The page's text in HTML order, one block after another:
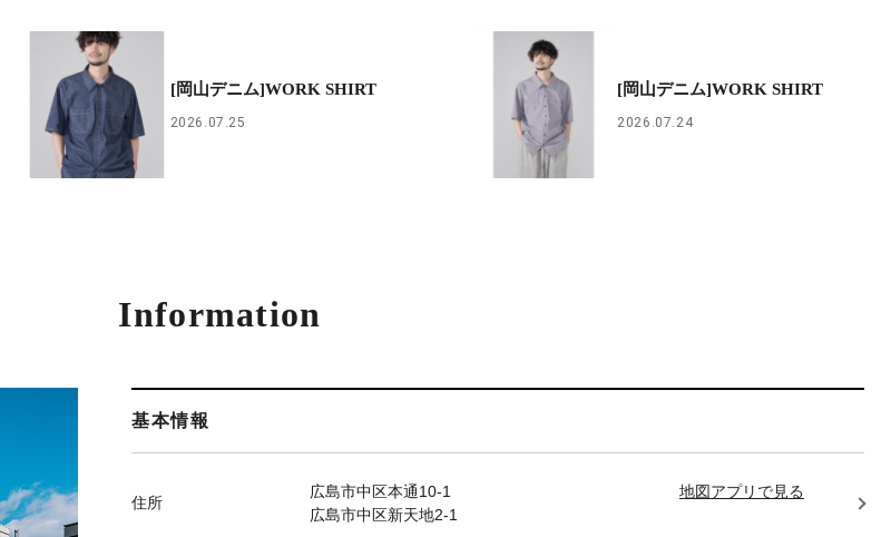
[岡山デニム]WORK SHIRT
2026.07.25
[岡山デニム]WORK SHIRT
2026.07.24
Information
基本情報
住所
広島市中区本通10-1
広島市中区新天地2-1
地図アプリで見る